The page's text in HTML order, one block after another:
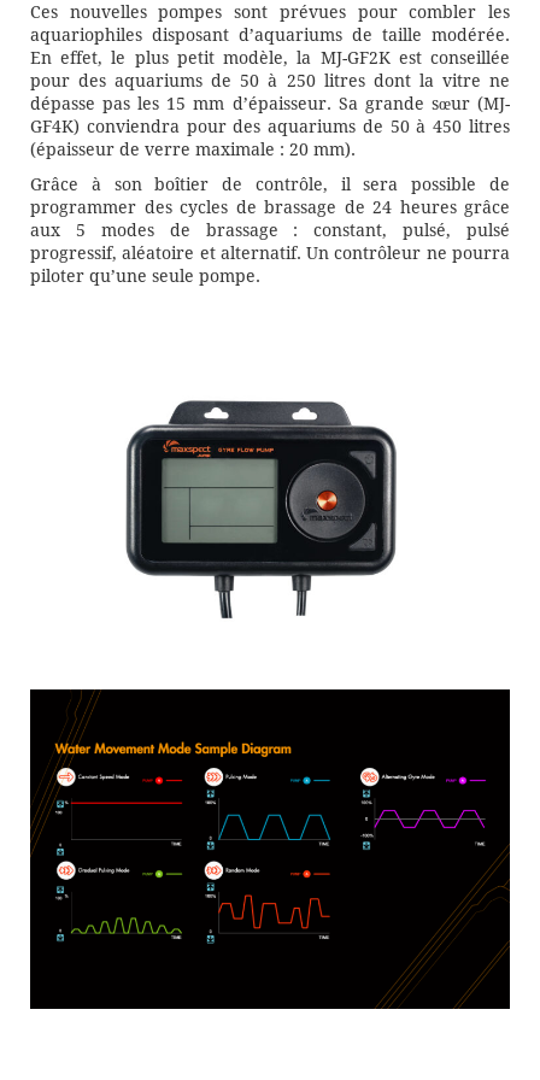
Ces nouvelles pompes sont prévues pour combler les
aquariophiles disposant d’aquariums de taille modérée.
En effet, le plus petit modèle, la MJ-GF2K est conseillée
pour des aquariums de 50 à 250 litres dont la vitre ne
dépasse pas les 15 mm d’épaisseur. Sa grande sœur (MJ-
GF4K) conviendra pour des aquariums de 50 à 450 litres
(épaisseur de verre maximale : 20 mm).
Grâce à son boîtier de contrôle, il sera possible de
programmer des cycles de brassage de 24 heures grâce
aux 5 modes de brassage : constant, pulsé, pulsé
progressif, aléatoire et alternatif. Un contrôleur ne pourra
piloter qu’une seule pompe.